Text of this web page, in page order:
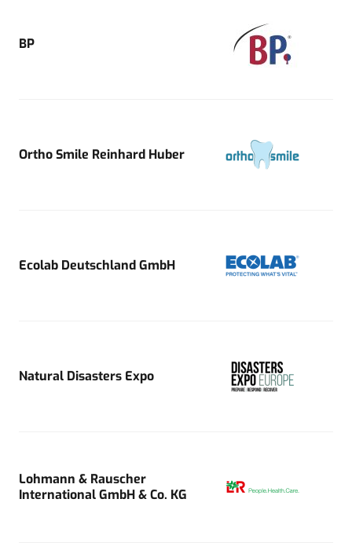
BP
Ortho Smile Reinhard Huber
Ecolab Deutschland GmbH
Natural Disasters Expo
Lohmann & Rauscher
International GmbH & Co. KG